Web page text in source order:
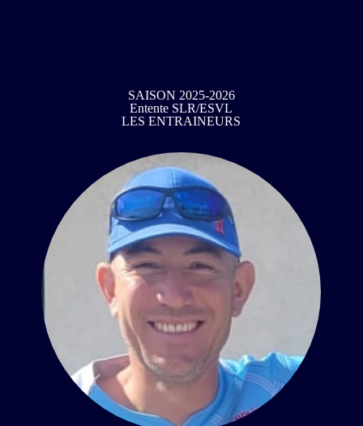
SAISON 2025-2026
Entente SLR/ESVL
LES ENTRAINEURS